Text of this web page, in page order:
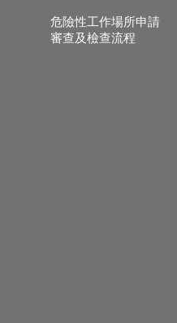
危險性工作場所申請
審查及檢查流程